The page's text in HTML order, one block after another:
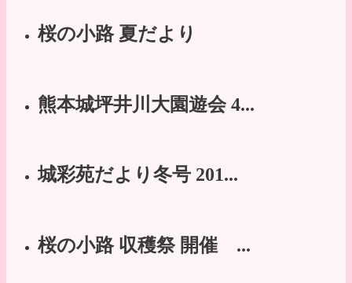
桜の小路 夏だより
熊本城坪井川大園遊会 4...
城彩苑だより冬号 201...
桜の小路 収穫祭 開催 ...